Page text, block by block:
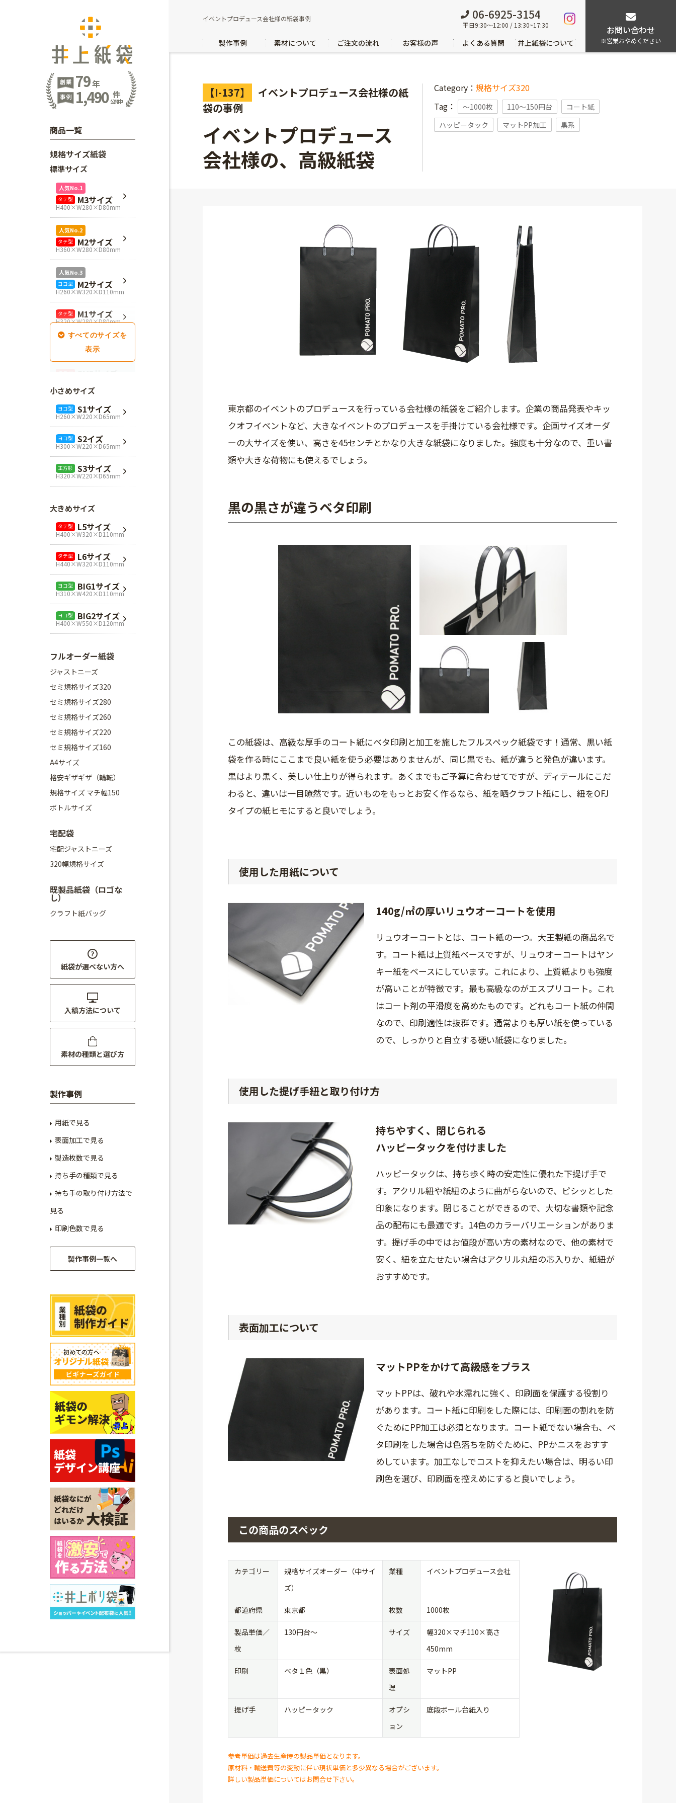
お問い合わせ
※営業おやめください
イベントプロデュース会社様の紙袋事例 06-6925-3154
平日9:30～12:00 / 13:30~17:30
製作事例 素材について ご注文の流れ お客様の声 よくある質問 井上紙袋について
【I-137】
イベントプロデュース会社様の紙
袋の事例
イベントプロデュース
会社様の、高級紙袋
Category： 規格サイズ320
Tag：
〜1000枚 110～150円台
コート紙
ハッピータック
マットPP加工 黒系
東京都のイベントのプロデュースを行っている会社様の紙袋をご紹介します。企業の商品発表やキッ
クオフイベントなど、大きなイベントのプロデュースを手掛けている会社様です。企画サイズオーダ
ーの大サイズを使い、高さを45センチとかなり大きな紙袋になりました。強度も十分なので、重い書
類や大きな荷物にも使えるでしょう。
黒の黒さが違うベタ印刷
この紙袋は、高級な厚手のコート紙にベタ印刷と加工を施したフルスペック紙袋です！通常、黒い紙
袋を作る時にここまで良い紙を使う必要はありませんが、同じ黒でも、紙が違うと発色が違います。
黒はより黒く、美しい仕上りが得られます。あくまでもご予算に合わせてですが、ディテールにこだ
わると、違いは一目瞭然です。近いものをもっとお安く作るなら、紙を晒クラフト紙にし、紐をOFJ
タイプの紙ヒモにすると良いでしょう。
使用した用紙について
140g/㎡の厚いリュウオーコートを使用
リュウオーコートとは、コート紙の一つ。大王製紙の商品名で
す。コート紙は上質紙ベースですが、リュウオーコートはヤン
キー紙をベースにしています。これにより、上質紙よりも強度
が高いことが特徴です。最も高級なのがエスプリコート。これ
はコート剤の平滑度を高めたものです。どれもコート紙の仲間
なので、印刷適性は抜群です。通常よりも厚い紙を使っている
ので、しっかりと自立する硬い紙袋になりました。
使用した提げ手紐と取り付け方
持ちやすく、閉じられる
ハッピータックを付けました
ハッピータックは、持ち歩く時の安定性に優れた下提げ手で
す。アクリル紐や紙紐のように曲がらないので、ピシッとした
印象になります。閉じることができるので、大切な書類や記念
品の配布にも最適です。14色のカラーバリエーションがありま
す。提げ手の中ではお値段が高い方の素材なので、他の素材で
安く、紐を立たせたい場合はアクリル丸紐の芯入りか、紙紐が
おすすめです。
表面加工について
マットPPをかけて高級感をプラス
マットPPは、破れや水濡れに強く、印刷面を保護する役割り
があります。コート紙に印刷をした際には、印刷面の割れを防
ぐためにPP加工は必須となります。コート紙でない場合も、ベ
タ印刷をした場合は色落ちを防ぐために、PPかニスをおすす
めしています。加工なしでコストを抑えたい場合は、明るい印
刷色を選び、印刷面を控えめにすると良いでしょう。
この商品のスペック
カテゴリー
規格サイズオーダー（中サイ
ズ）
業種 イベントプロデュース会社
都道府県 東京都 枚数 1000枚
製品単価／
枚
130円台〜 サイズ
幅320×マチ110×高さ
450mm
印刷 ベタ１色（黒）
表面処
理
マットPP
提げ手 ハッピータック
オプシ
ョン
底段ボール台紙入り
参考単価は過去生産時の製品単価となります。
原材料・輸送費等の変動に伴い現状単価と多少異なる場合がございます。
詳しい製品単価についてはお問合せ下さい。
創業 79年
事例 1,490 件
公開中
商品一覧
規格サイズ紙袋
標準サイズ
人気No.1
タテ型 M3サイズ
H400×W280×D80mm
人気No.2
タテ型 M2サイズ
H360×W280×D80mm
人気No.3
ヨコ型 M2サイズ
H260×W320×D110mm
タテ型 M1サイズ
H320×W280×D80mm
SM1サイズ
H280×W260×D100mm
SM3サイズ
H360×W260×D100mm
L4サイズ
H360×W320×D110mm
L1サイズ
H240×W320×D110mm
正方形 Mスクエア
H280×W280×D80mm
正方形 Lスクエア
H320×W320×D110mm
小さめサイズ
ヨコ型 S1サイズ
H260×W220×D65mm
ヨコ型 S2イズ
H300×W220×D65mm
正方形 S3サイズ
H320×W220×D65mm
大きめサイズ
タテ型 L5サイズ
H400×W320×D110mm
タテ型 L6サイズ
H440×W320×D110mm
ヨコ型 BIG1サイズ
H310×W420×D110mm
ヨコ型 BIG2サイズ
H400×W550×D120mm
フルオーダー紙袋
ジャストニーズ
セミ規格サイズ320
セミ規格サイズ280
セミ規格サイズ260
セミ規格サイズ220
セミ規格サイズ160
A4サイズ
格安ギザギザ（輪転）
規格サイズ マチ幅150
ボトルサイズ
宅配袋
宅配ジャストニーズ
320幅規格サイズ
既製品紙袋（ロゴな
し）
クラフト紙バッグ
紙袋が選べない方へ
入稿方法について
素材の種類と選び方
製作事例
用紙で見る
表面加工で見る
製造枚数で見る
持ち手の種類で見る
持ち手の取り付け方法で
見る
印刷色数で見る
製作事例一覧へ